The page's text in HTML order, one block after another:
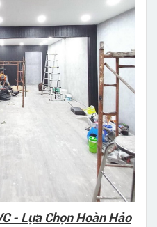
- Lựa Chọn Hoàn Hảo